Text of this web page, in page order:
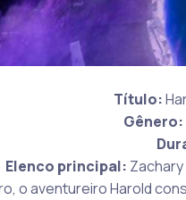
Título:
Gênero:
Elenco principal: Zachary
o aventureiro Harold